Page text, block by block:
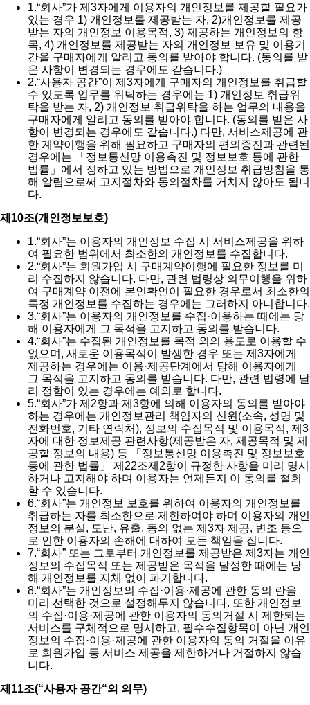
1.“회사”가 제3자에게 이용자의 개인정보를 제공할 필요가
있는 경우 1) 개인정보를 제공받는 자, 2)개인정보를 제공
받는 자의 개인정보 이용목적, 3) 제공하는 개인정보의 항
목, 4) 개인정보를 제공받는 자의 개인정보 보유 및 이용기
간을 구매자에게 알리고 동의를 받아야 합니다. (동의를 받
은 사항이 변경되는 경우에도 같습니다.)
2.“사용자 공간”이 제3자에게 구매자의 개인정보를 취급할
수 있도록 업무를 위탁하는 경우에는 1) 개인정보 취급위
탁을 받는 자, 2) 개인정보 취급위탁을 하는 업무의 내용을
구매자에게 알리고 동의를 받아야 합니다. (동의를 받은 사
항이 변경되는 경우에도 같습니다.) 다만, 서비스제공에 관
한 계약이행을 위해 필요하고 구매자의 편의증진과 관련된
경우에는 「정보통신망 이용촉진 및 정보보호 등에 관한
법률」에서 정하고 있는 방법으로 개인정보 취급방침을 통
해 알림으로써 고지절차와 동의절차를 거치지 않아도 됩니
다.
제10조(개인정보보호)
1.“회사”는 이용자의 개인정보 수집 시 서비스제공을 위하
여 필요한 범위에서 최소한의 개인정보를 수집합니다.
2.“회사”는 회원가입 시 구매계약이행에 필요한 정보를 미
리 수집하지 않습니다. 다만, 관련 법령상 의무이행을 위하
여 구매계약 이전에 본인확인이 필요한 경우로서 최소한의
특정 개인정보를 수집하는 경우에는 그러하지 아니합니다.
3.“회사”는 이용자의 개인정보를 수집·이용하는 때에는 당
해 이용자에게 그 목적을 고지하고 동의를 받습니다.
4.“회사”는 수집된 개인정보를 목적 외의 용도로 이용할 수
없으며, 새로운 이용목적이 발생한 경우 또는 제3자에게
제공하는 경우에는 이용·제공단계에서 당해 이용자에게
그 목적을 고지하고 동의를 받습니다. 다만, 관련 법령에 달
리 정함이 있는 경우에는 예외로 합니다.
5.“회사”가 제2항과 제3항에 의해 이용자의 동의를 받아야
하는 경우에는 개인정보관리 책임자의 신원(소속, 성명 및
전화번호, 기타 연락처), 정보의 수집목적 및 이용목적, 제3
자에 대한 정보제공 관련사항(제공받은 자, 제공목적 및 제
공할 정보의 내용) 등 「정보통신망 이용촉진 및 정보보호
등에 관한 법률」 제22조제2항이 규정한 사항을 미리 명시
하거나 고지해야 하며 이용자는 언제든지 이 동의를 철회
할 수 있습니다.
6.“회사”는 개인정보 보호를 위하여 이용자의 개인정보를
취급하는 자를 최소한으로 제한하여야 하며 이용자의 개인
정보의 분실, 도난, 유출, 동의 없는 제3자 제공, 변조 등으
로 인한 이용자의 손해에 대하여 모든 책임을 집니다.
7.“회사” 또는 그로부터 개인정보를 제공받은 제3자는 개인
정보의 수집목적 또는 제공받은 목적을 달성한 때에는 당
해 개인정보를 지체 없이 파기합니다.
8.“회사”는 개인정보의 수집·이용·제공에 관한 동의 란을
미리 선택한 것으로 설정해두지 않습니다. 또한 개인정보
의 수집·이용·제공에 관한 이용자의 동의거절 시 제한되는
서비스를 구체적으로 명시하고, 필수수집항목이 아닌 개인
정보의 수집·이용·제공에 관한 이용자의 동의 거절을 이유
로 회원가입 등 서비스 제공을 제한하거나 거절하지 않습
니다.
제11조(“사용자 공간“의 의무)